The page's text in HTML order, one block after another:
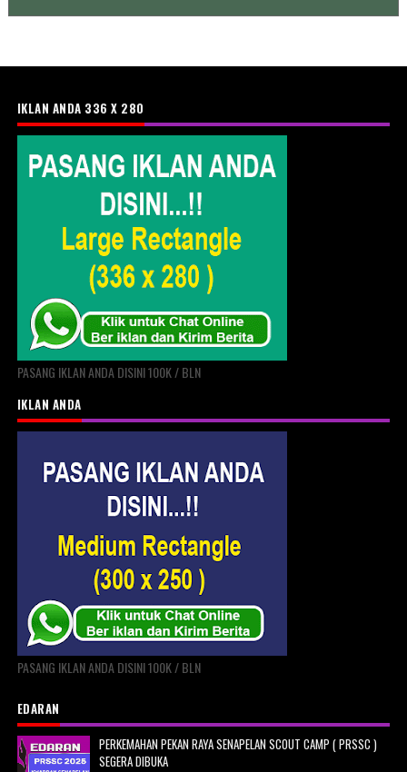
IKLAN ANDA 336 X 280
PASANG IKLAN ANDA DISINI 100K / BLN
IKLAN ANDA
PASANG IKLAN ANDA DISINI 100K / BLN
EDARAN
PERKEMAHAN PEKAN RAYA SENAPELAN SCOUT CAMP ( PRSSC )
SEGERA DIBUKA